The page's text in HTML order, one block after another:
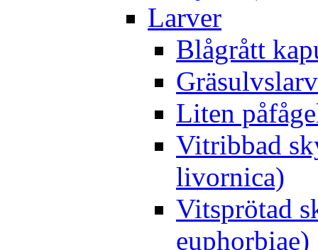
Larver
Blågrått
Liten
Vitribbad
livornica)
Vitsprötad
euphorbiae)